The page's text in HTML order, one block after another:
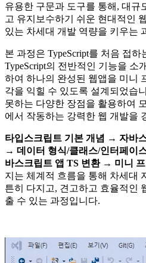
유용한 구문과 도구를 통해, 대규
고 유지보수하기 쉬운 현대적인
있는 차세대 개발 역량을 키우는
본 과정은 TypeScript를 처음 접
TypeScript의 전반적인 기능을 소
하여 하나의 완성된 웹앱을 미니
각을 익힐 수 있도록 설계되었습
못하는 다양한 장점을 활용하여
에서 작동하는 강력한 웹 개발을
타입스크립트 기본 개념 → 자바
→ 데이터 형식/클래스/인터페이
바스크립트 앱 TS 변환 → 미니
지는 체계적 흐름을 통해 차세대
튼히 다지고, 견고하고 효율적인
출 수 있는 과정입니다.